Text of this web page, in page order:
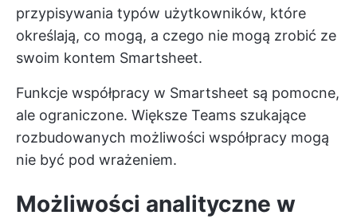
przypisywania typów użytkowników, które
określają, co mogą, a czego nie mogą zrobić ze
swoim kontem Smartsheet.
Funkcje współpracy w Smartsheet są pomocne,
ale ograniczone. Większe Teams szukające
rozbudowanych możliwości współpracy mogą
nie być pod wrażeniem.
Możliwości analityczne w